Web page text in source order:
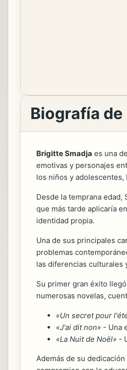
Biografía
Brigitte Smadja es una
emotivas y personajes
los niños y
Desde la temprana
que más tarde aplicaría
identidad propia.
Una de sus principales
problemas
las diferencias culturales
Su primer gran éxito
numerosas novelas,
«Un secret pour
«J'ai dit non» - Una
«La Nuit de Noël» -
Además de su